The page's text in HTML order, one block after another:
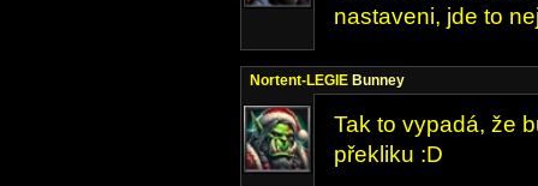
nastaveni, jde to
Nortent-LEGIE Bunney
Tak to vypadá, že
překliku :D